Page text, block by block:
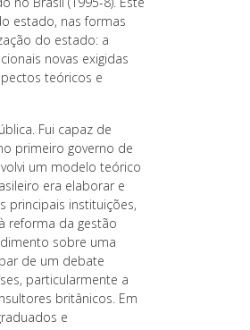
estado, nas formas
do estado: a
novas exigidas
teóricos e
Fui capaz de
primeiro governo de
um modelo teórico
era elaborar e
principais instituições,
reforma da gestão
sobre uma
de um debate
particularmente a
britânicos. Em
e